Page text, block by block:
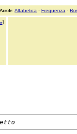
: Alfabetica - Frequenza -
»]